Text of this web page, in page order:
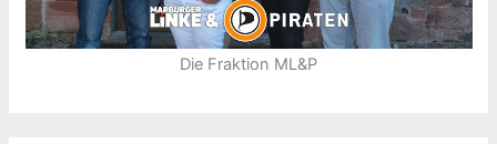
Die Fraktion ML&P